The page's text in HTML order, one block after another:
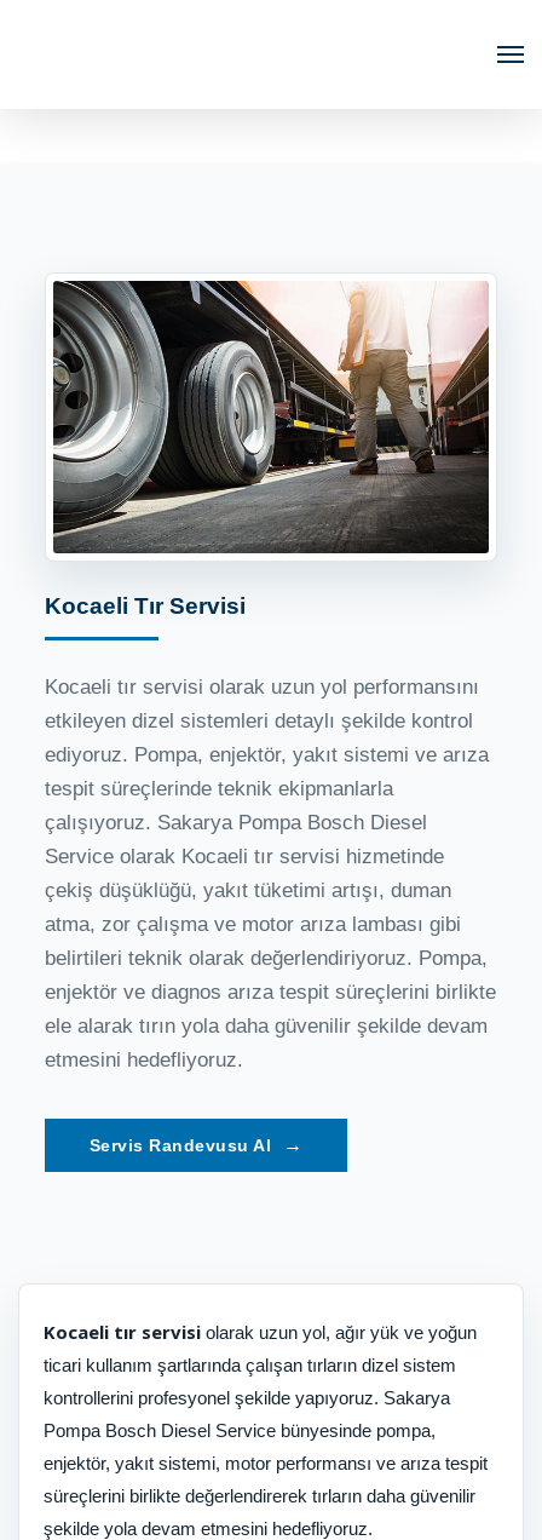
Kocaeli Tır Servisi
Kocaeli tır servisi olarak uzun yol performansını
etkileyen dizel sistemleri detaylı şekilde kontrol
ediyoruz. Pompa, enjektör, yakıt sistemi ve arıza
tespit süreçlerinde teknik ekipmanlarla
çalışıyoruz. Sakarya Pompa Bosch Diesel
Service olarak Kocaeli tır servisi hizmetinde
çekiş düşüklüğü, yakıt tüketimi artışı, duman
atma, zor çalışma ve motor arıza lambası gibi
belirtileri teknik olarak değerlendiriyoruz. Pompa,
enjektör ve diagnos arıza tespit süreçlerini birlikte
ele alarak tırın yola daha güvenilir şekilde devam
etmesini hedefliyoruz.
→
Kocaeli tır servisi olarak uzun yol, ağır yük ve yoğun
ticari kullanım şartlarında çalışan tırların dizel sistem
kontrollerini profesyonel şekilde yapıyoruz. Sakarya
Pompa Bosch Diesel Service bünyesinde pompa,
enjektör, yakıt sistemi, motor performansı ve arıza tespit
süreçlerini birlikte değerlendirerek tırların daha güvenilir
şekilde yola devam etmesini hedefliyoruz.